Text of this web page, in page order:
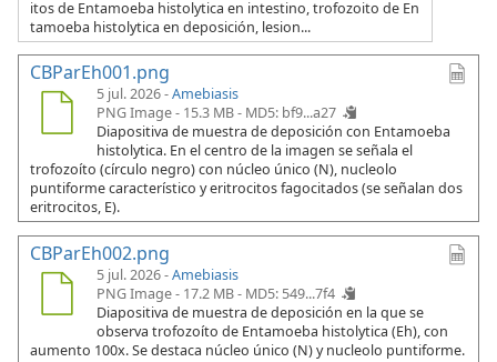
itos de Entamoeba histolytica en intestino, trofozoito de En
tamoeba histolytica en deposición, lesion...
CBParEh001.png
5 jul. 2026 -Amebiasis
PNG Image - 15.3 MB - MD5: bf9...a27
Diapositiva de muestra de deposición con Entamoeba
histolytica. En el centro de la imagen se señala el
trofozoíto (círculo negro) con núcleo único (N), nucleolo
puntiforme característico y eritrocitos fagocitados (se señalan dos
eritrocitos, E).
CBParEh002.png
5 jul. 2026 -Amebiasis
PNG Image - 17.2 MB - MD5: 549...7f4
Diapositiva de muestra de deposición en la que se
observa trofozoíto de Entamoeba histolytica (Eh), con
aumento 100x. Se destaca núcleo único (N) y nucleolo puntiforme.